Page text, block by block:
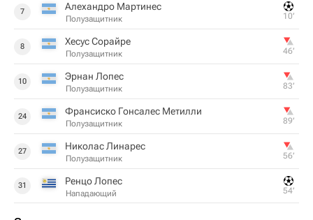
7 Алехандро Мартинес
Полузащитник 10‎’‎
8 Хесус Сорайре
Полузащитник 46‎’‎
10 Эрнан Лопес
Полузащитник 83‎’‎
24 Франсиско Гонсалес Метилли
Полузащитник 89‎’‎
27 Николас Линарес
Полузащитник 56‎’‎
31 Ренцо Лопес
Нападающий 54‎’‎